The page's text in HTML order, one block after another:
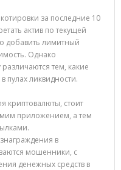
за последние 10
актив по текущей
добавить лимитный
Однако
тем, какие
пулах ликвидности.
криптовалюты, стоит
приложением, а тем
в
мошенники, с
денежных средств в